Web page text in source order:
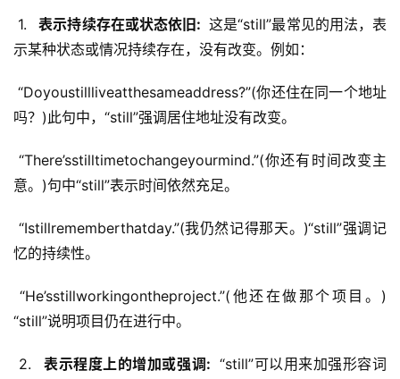
1.
  表示持续存在或状态依旧:
这是“still”最常见的用法，表
示某种状态或情况持续存在，没有改变。例如：
“Doyoustillliveatthesameaddress?”(你还住在同一个地址
吗？)此句中，“still”强调居住地址没有改变。
“There’sstilltimetochangeyourmind.”(你还有时间改变主
意。)句中“still”表示时间依然充足。
忆的持续性。
“He’sstillworkingontheproject.”(他还在做那个项目。)
“still”说明项目仍在进行中。
2.
  表示程度上的增加或强调:
“still”可以用来加强形容词